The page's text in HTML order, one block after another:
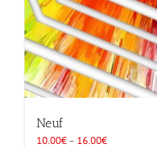
Neuf
10.00€– 16.00€